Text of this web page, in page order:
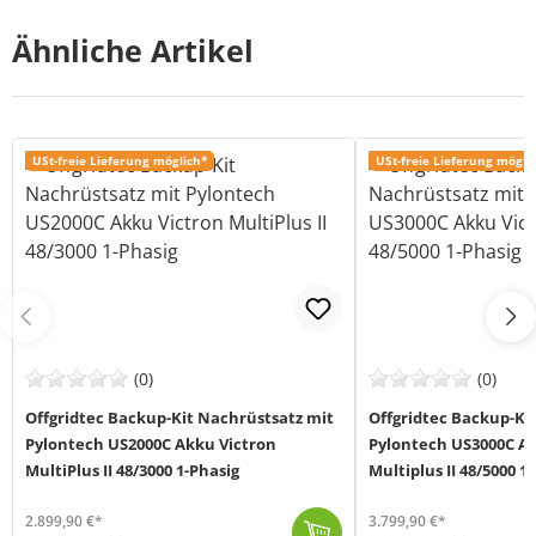
Ähnliche Artikel
USt-freie Lieferung möglich*
(0)
Offgridtec Backup-Kit Nachrüstsatz mit
Pylontech US2000C Akku Victron
MultiPlus II 48/3000 1-Phasig
2.899,90 €*
USt-freie Lieferung
(0)
Offgridtec Backup-
Pylontech US3000C
Multiplus II 48/5000
3.799,90 €*